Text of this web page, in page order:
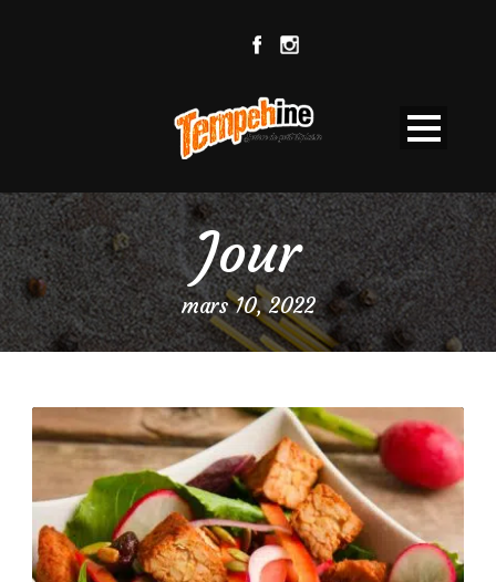
Jour
mars 10, 2022